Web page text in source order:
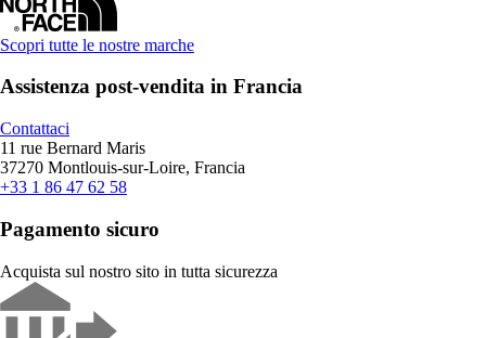
Scopri tutte le nostre marche
Assistenza post-vendita in Francia
Contattaci
11 rue Bernard Maris
37270 Montlouis-sur-Loire, Francia
+33 1 86 47 62 58
Pagamento sicuro
Acquista sul nostro sito in tutta sicurezza